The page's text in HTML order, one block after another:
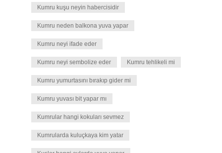
Kumru kuşu neyin habercisidir
Kumru neden balkona yuva yapar
Kumru neyi ifade eder
Kumru neyi sembolize eder Kumru tehlikeli mi
Kumru yumurtasını bırakıp gider mi
Kumru yuvası bit yapar mı
Kumrular hangi kokuları sevmez
Kumrularda kuluçkaya kim yatar